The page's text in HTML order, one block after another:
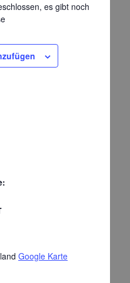
es gibt noch
Google Karte